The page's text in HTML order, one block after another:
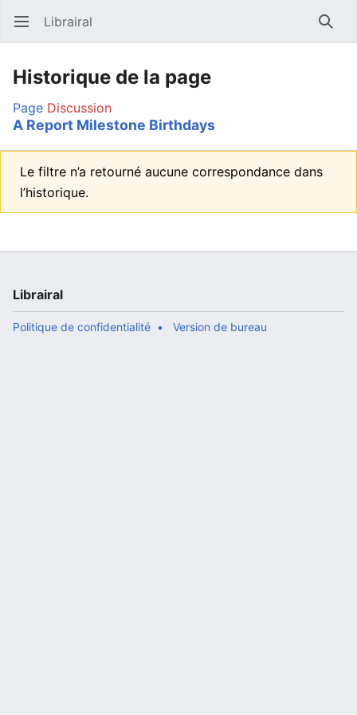
Ouvrir le menu principal Librairal
Historique de la page
Page Discussion
A Report Milestone Birthdays
Le filtre n’a retourné aucune correspondance dans
l’historique.
Librairal
Politique de confidentialité Version de bureau